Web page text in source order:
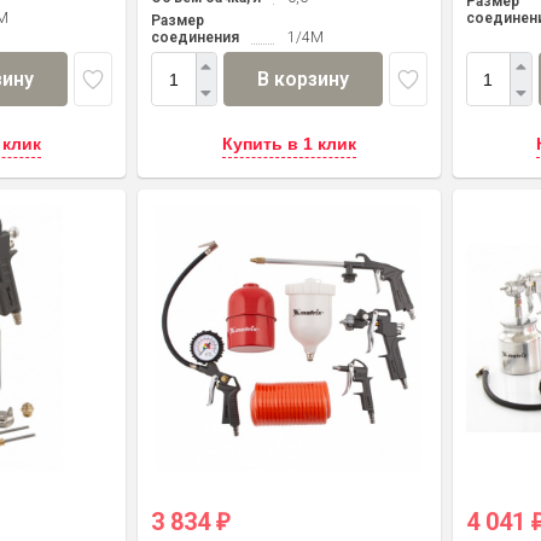
Размер
соединения
1/4M
В корзину
Купить в 1 клик
3 834 ₽ 4 041